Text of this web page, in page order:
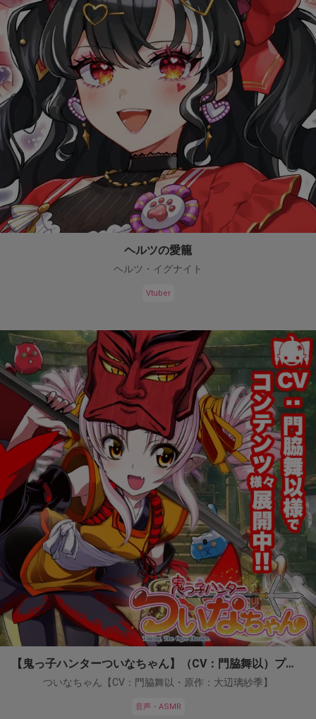
ヘルツの愛籠
ヘルツ・イグナイト
Vtuber
【鬼っ子ハンターついなちゃん】（CV：門脇舞以）プロジェクト！
ついなちゃん【CV：門脇舞以・原作：大辺璃紗季】
音声・ASMR